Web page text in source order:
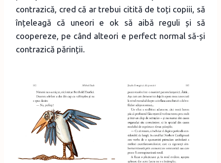
contrazică, cred că ar trebui citită de toți copiii, să
înțeleagă că uneori e ok să aibă reguli și să
coopereze, pe când alteori e perfect normal să-și
contrazică părinții.